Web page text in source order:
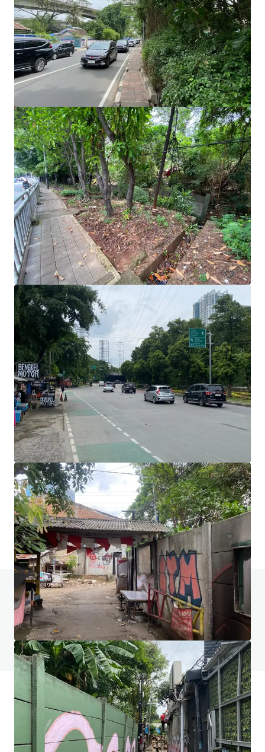
Land for Sale in KIEC Cilegon 19 Ha
Jalan Asia I, Cilegon, Banten, 42436, ID
190.000 m²
Grundstück
Asset for Sale in Karawang
Jalan Akses Tol Karawang Timur, Karawang, 41371, ID
398.555 m²
Grundstück
Haben Sie Fragen zu diesem Thema? Besuchen
Sie unsere FAQ.
FAQ anzeigen
JLL Finanzierung